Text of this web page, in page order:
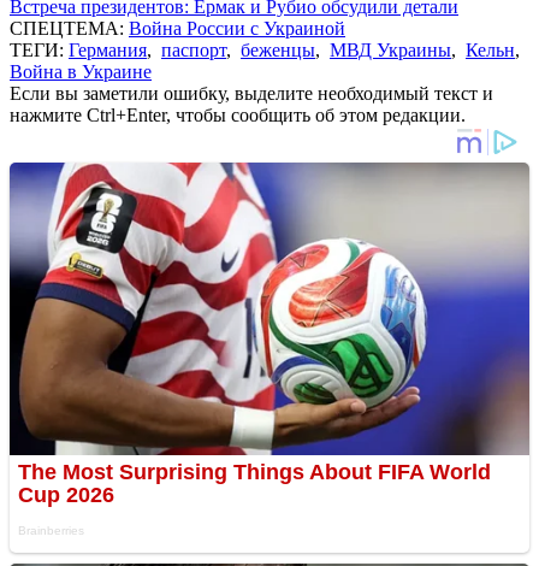
Встреча президентов: Ермак и Рубио обсудили детали
СПЕЦТЕМА: Война России с Украиной
ТЕГИ: Германия, паспорт, беженцы, МВД Украины, Кельн,
Война в Украине
Если вы заметили ошибку, выделите необходимый текст и
нажмите Ctrl+Enter, чтобы сообщить об этом редакции.